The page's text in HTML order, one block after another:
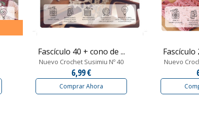
Fascículo 40 + cono de ...
Nuevo Crochet Susimiu Nº 40
6,99 €
Comprar Ahora
Fascículo
Nuevo